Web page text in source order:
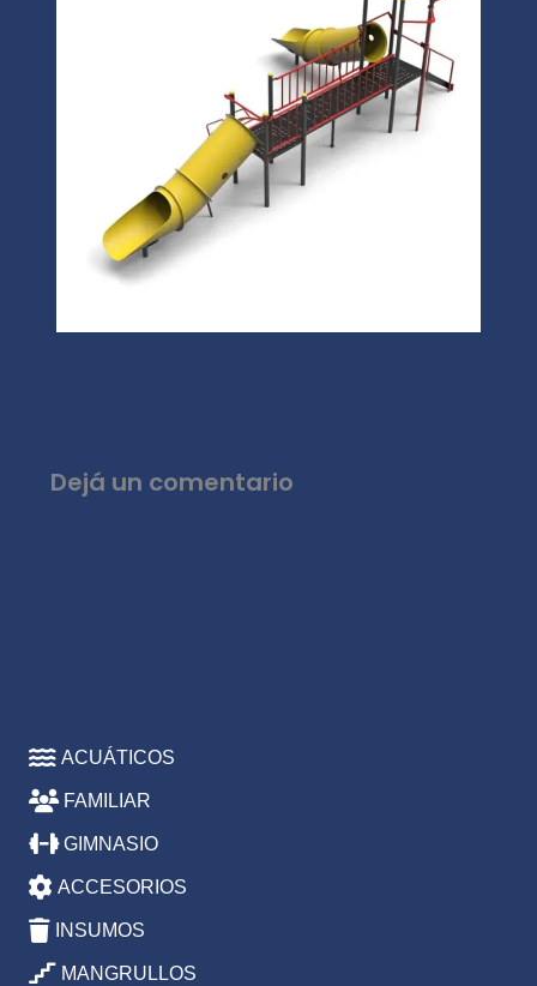
Dejá un comentario
ACUÁTICOS
FAMILIAR
GIMNASIO
ACCESORIOS
INSUMOS
MANGRULLOS